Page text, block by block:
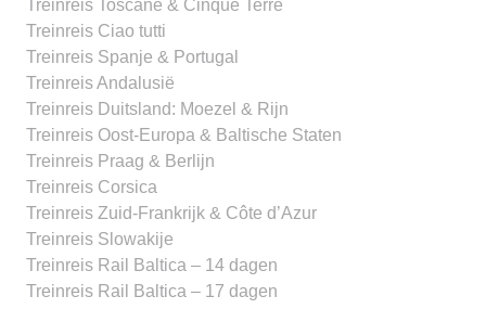
Treinreis Toscane & Cinque Terre
Treinreis Ciao tutti
Treinreis Spanje & Portugal
Treinreis Andalusië
Treinreis Duitsland: Moezel & Rijn
Treinreis Oost-Europa & Baltische Staten
Treinreis Praag & Berlijn
Treinreis Corsica
Treinreis Zuid-Frankrijk & Côte d’Azur
Treinreis Slowakije
Treinreis Rail Baltica – 14 dagen
Treinreis Rail Baltica – 17 dagen